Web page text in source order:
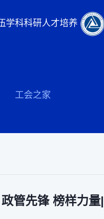
学科科研人才培养
工会之家
政管先锋 榜样力